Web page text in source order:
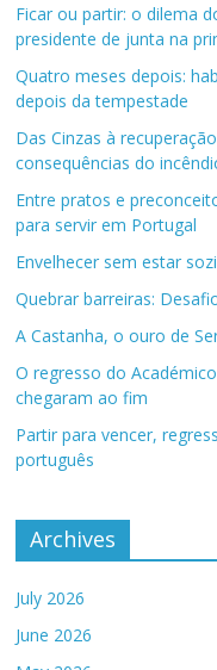
Ficar ou partir: o dilema
presidente de junta na
Quatro meses depois:
depois da tempestade
Das Cinzas à
consequências do
Entre pratos e
para servir em Portugal
Envelhecer sem estar
Quebrar barreiras:
A Castanha, o ouro de
O regresso do
chegaram ao fim
Partir para vencer,
português
Archives
July 2026
June 2026